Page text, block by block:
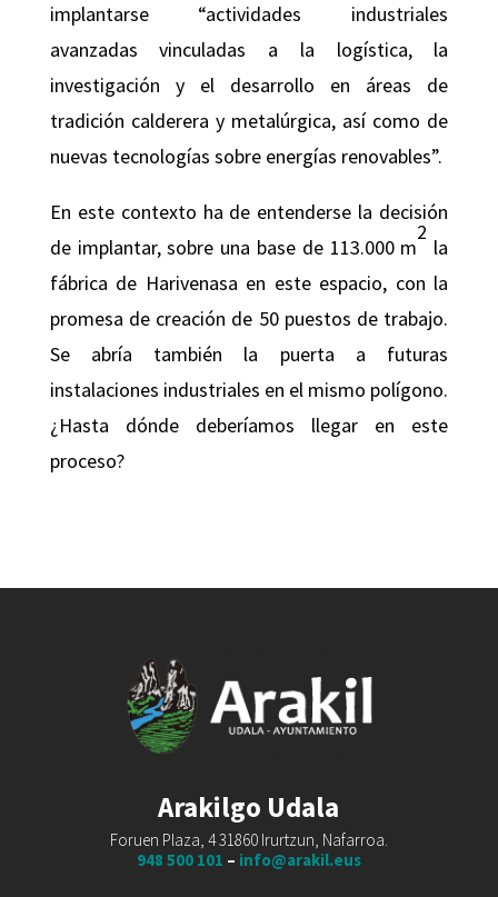
implantarse “actividades industriales
avanzadas vinculadas a la logística, la
investigación y el desarrollo en áreas de
tradición calderera y metalúrgica, así como de
nuevas tecnologías sobre energías renovables”.
En este contexto ha de entenderse la decisión
de implantar, sobre una base de 113.000 m
2
la
fábrica de Harivenasa en este espacio, con la
promesa de creación de 50 puestos de trabajo.
Se abría también la puerta a futuras
instalaciones industriales en el mismo polígono.
¿Hasta dónde deberíamos llegar en este
proceso?
Arakilgo Udala
Foruen Plaza, 4 31860 Irurtzun, Nafarroa.
948 500 101 – info@arakil.eus